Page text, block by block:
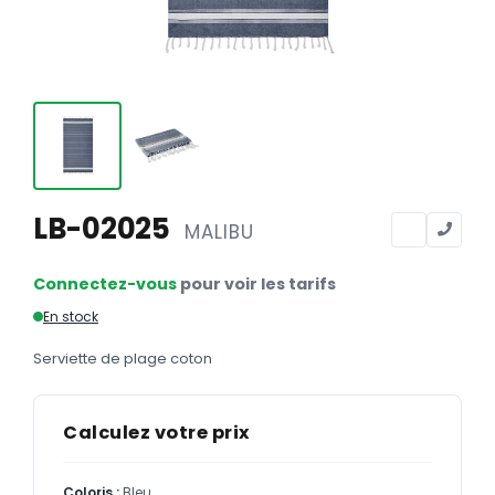
Calendriers bancaires
Tête de lettre
Enveloppes
Sous-mains
Chemises
LB-02025 MALIBU
Connectez-vous pour voir les tarifs
En stock
Serviette de plage coton
Calculez votre prix